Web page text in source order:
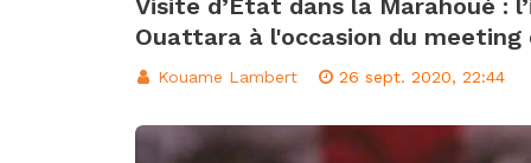
d’intégration
Classement
Visite d’Etat dans la Marahoué :
Ouattara à l'occasion du
Kouame Lambert 26 sept. 2020, 22:44